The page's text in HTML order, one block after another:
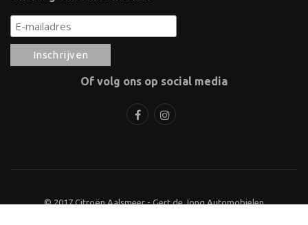
Of volg ons op social media
© 2017 Citroën Aalsmeer - Gert de Jong Automobielen